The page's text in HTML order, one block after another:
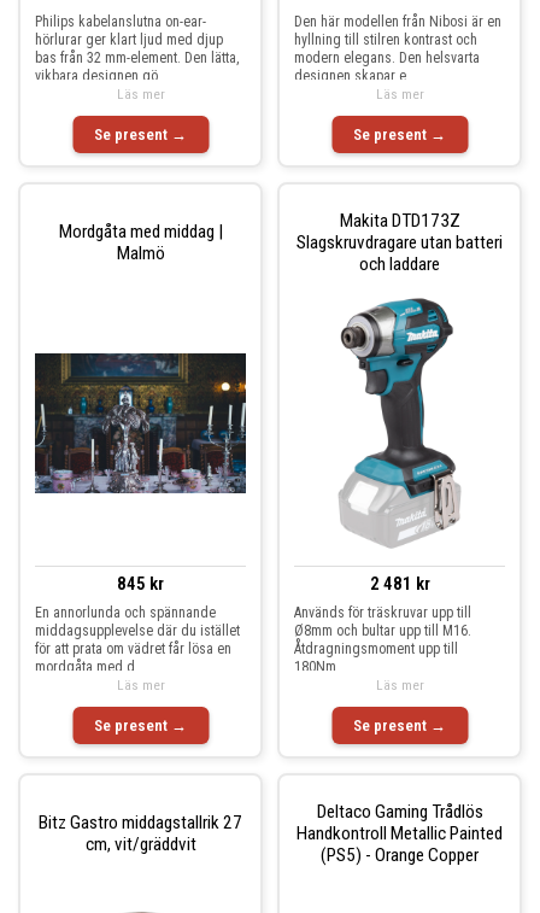
Philips kabelanslutna on-ear-
hörlurar ger klart ljud med djup
bas från 32 mm-element. Den lätta,
vikbara designen gö
Se present →
Läs mer
Den här modellen från Nibosi är en
hyllning till stilren kontrast och
modern elegans. Den helsvarta
designen skapar e
Se present →
Läs mer
Mordgåta med middag |
Malmö
845 kr
En annorlunda och spännande
middagsupplevelse där du istället
för att prata om vädret får lösa en
mordgåta med d
Se present →
Läs mer
Makita DTD173Z
Slagskruvdragare utan batteri
och laddare
2 481 kr
Används för träskruvar upp till
Ø8mm och bultar upp till M16.
Åtdragningsmoment upp till
180Nm.
Se present →
Läs mer
Bitz Gastro middagstallrik 27
cm, vit/gräddvit
Deltaco Gaming Trådlös
Handkontroll Metallic Painted
(PS5) - Orange Copper